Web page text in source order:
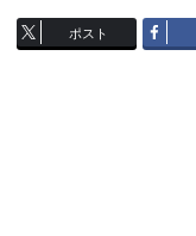
ポスト